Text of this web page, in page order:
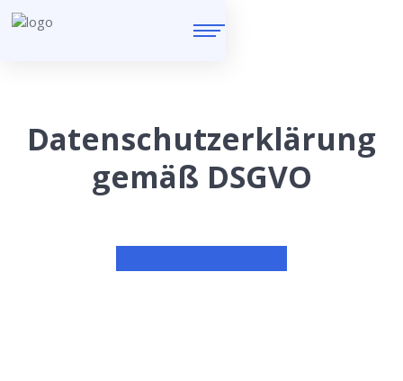
Datenschutzerklärung
gemäß DSGVO